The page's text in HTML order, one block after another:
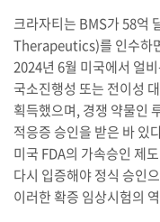
크라자티는 BMS가 58억
Therapeutics)를 인수하
2024년 6월 미국에서 얼
국소진행성 또는 전이성
획득했으며, 경쟁 약물인
적응증 승인을 받은 바 있
미국 FDA의 가속승인 제
다시 입증해야 정식 승인
이러한 확증 임상시험의